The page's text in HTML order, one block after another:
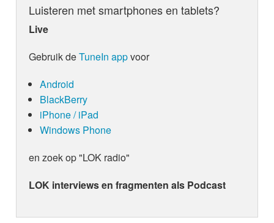
Luisteren met smartphones en tablets?
Live
Gebruik deTuneIn appvoor
Android
BlackBerry
iPhone / iPad
Windows Phone
en zoek op "LOK radio"
LOK interviews en fragmenten als Podcast